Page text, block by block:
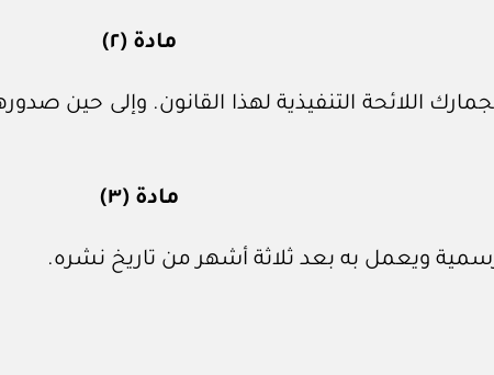
مادة (٢)
اللائحة التنفيذية لهذا القانون. وإلى حين
مادة (٣)
ويعمل به بعد ثلاثة أشهر من تاريخ نشره.